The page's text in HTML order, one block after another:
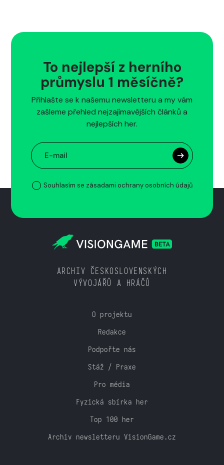
To nejlepší z herního
průmyslu 1 měsíčně?
Přihlašte se k našemu newsletteru a my vám
zašleme přehled nejzajímavějších článků a
nejlepších her.
Souhlasím se zásadami ochrany osobních údajů
ARCHIV ČESKOSLOVENSKÝCH
VÝVOJÁŘŮ A HRÁČŮ
O projektu
Redakce
Podpořte nás
Stáž / Praxe
Pro média
Fyzická sbírka her
Top 100 her
Archiv newsletteru VisionGame.cz